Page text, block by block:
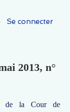
Se connecter
2013, n°
de la Cour de